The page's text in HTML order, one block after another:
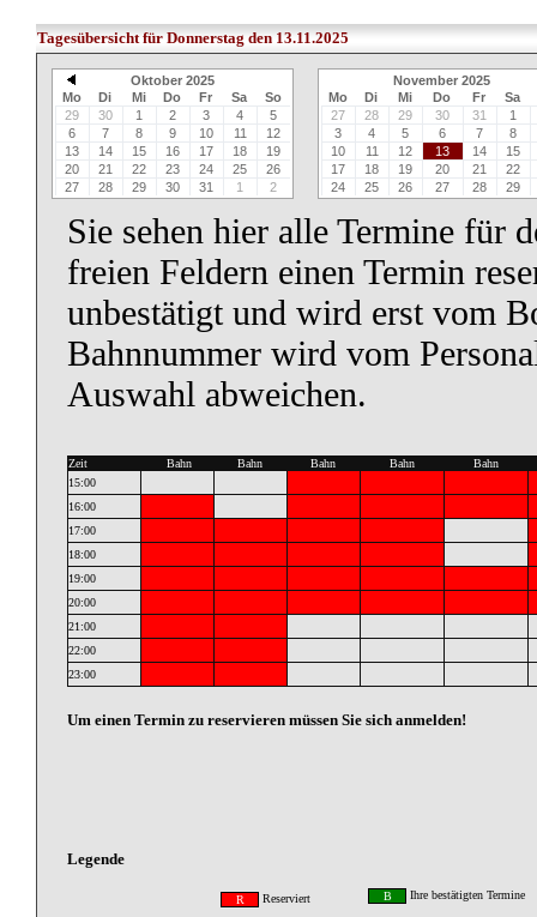
Tagesübersicht für Donnerstag den 13.11.2025
Oktober 2025
Mo
Di Mi Do Fr Sa
So
29
30 1 2 3 4
5
6
7 8 9 10 11
12
13
14 15 16 17 18
19
20
21 22 23 24 25
26
27
28 29 30 31 1 2
November 2025
Mo
Di Mi Do Fr
Sa
27
28 29 30 31
1
3
4 5 6 7
8
10
11 12 13 14
15
17
18 19 20 21
22
24
25 26 27 28 29
Sie sehen hier alle Termine für
freien Feldern einen Termin
unbestätigt und wird erst vom
Bahnnummer wird vom
Auswahl abweichen.
Zeit Bahn Bahn Bahn Bahn
Bahn
15:00
16:00
17:00
18:00
19:00
20:00
21:00
22:00
23:00
Um einen Termin zu reservieren müssen Sie sich anmelden!
Legende
R Reserviert B Ihre bestätigten Termine